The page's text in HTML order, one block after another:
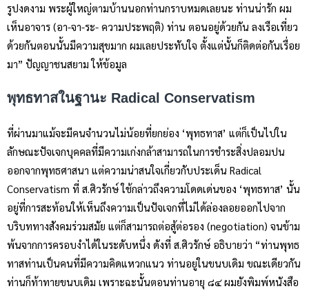
รูปงดงาม พระผู้ใหญ่ตามบ้านนอกท่านกราบหมดเลยนะ ท่านน่ารัก ผม
เห็นอาจาร (อา-จา-ระ- ความประพฤติ) ท่าน ตอนอยู่ด้วยกัน ลงเรือเที่ยว
ด้วยกันตอนนั้นมีความสุขมาก ผมเลยประทับใจ ตั้งแต่นั้นก็ติดต่อกันเรื่อย
มา” ปัญญาชนสยาม ให้ข้อมูล
พุทธทาสในฐานะ Radical Conservatism
ที่ผ่านมาแม้จะมีคนจำนวนไม่น้อยที่ยกย่อง ‘พุทธทาส’ แต่ก็เป็นไปใน
ลักษณะปัจเจกบุคคลที่มีความเก่งกล้าสามารถในการชำระสิ่งปลอมปน
ออกจากพุทธศาสนา แต่ความน่าสนใจเกี่ยวกับประเด็น Radical
Conservatism ที่ ส.ศิวรักษ์ ใช้กล่าวถึงความโดดเด่นของ ‘พุทธทาส’ นั้น
อยู่ที่การสะท้อนให้เห็นถึงความเป็นปัจเจกที่ไม่ได้ล่องลอยออกไปจาก
บริบททางสังคมร่วมสมัย แต่ก็สามารถต่อสู้ต่อรอง (negotiation) จนข้าม
พ้นจากการครอบงำได้ในระดับหนึ่ง ดังที่ ส.ศิวรักษ์ อธิบายว่า “ท่านพุทธ
ทาสท่านเป็นคนที่มีความคิดแหวกแนว ท่านอยู่ในขนบเดิม ขณะเดียวกัน
ท่านก็ท้าทายขนบเดิม เพราะฉะนั้นตอนท่านอายุ ๘๔ ผมยังพิมพ์หนังสือ